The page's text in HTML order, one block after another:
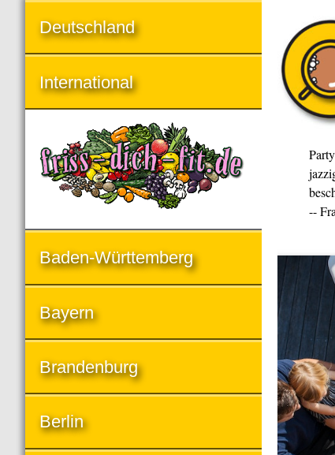
--
Deutschland
International
Baden-Württemberg
Bayern
Brandenburg
Berlin